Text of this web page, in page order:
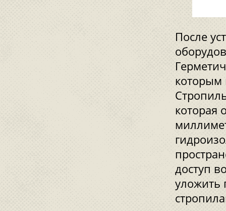
После
которым
которая
доступ
уложить